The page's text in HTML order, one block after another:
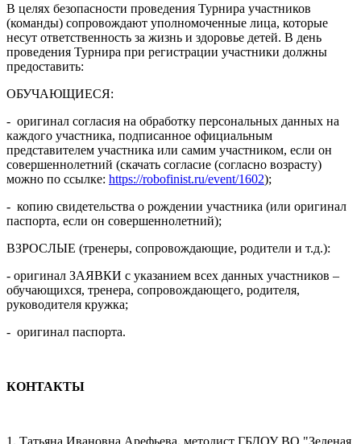
В целях безопасности проведения Турнира участников
(команды) сопровождают уполномоченные лица, которые
несут ответственность за жизнь и здоровье детей. В день
проведения Турнира при регистрации участники должны
предоставить:
ОБУЧАЮЩИЕСЯ:
- оригинал согласия на обработку персональных данных на
каждого участника, подписанное официальным
представителем участника или самим участником, если он
совершеннолетний (скачать согласие (согласно возрасту)
можно по ссылке: https://robofinist.ru/event/1602);
- копию свидетельства о рождении участника (или оригинал
паспорта, если он совершеннолетний);
ВЗРОСЛЫЕ (тренеры, сопровождающие, родители и т.д.):
- оригинал ЗАЯВКИ с указанием всех данных участников –
обучающихся, тренера, сопровождающего, родителя,
руководителя кружка;
- оригинал паспорта.
КОНТАКТЫ
1. Татьяна Ивановна Арефьева, методист ГБДОУ ВО "Зеленая